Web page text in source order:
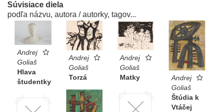
Súvisiace diela
podľa názvu, autora / autorky, tagov...
Andrej
Goliaš
Hlava
študentky
Andrej
Goliaš
Torzá
Andrej
Goliaš
Matky
Andrej
Goliaš
Štúdia k
Vtáčej